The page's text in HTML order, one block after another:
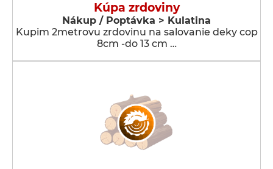
Kúpa zrdoviny
Nákup / Poptávka > Kulatina
Kupim 2metrovu zrdovinu na salovanie deky cop
8cm -do 13 cm …